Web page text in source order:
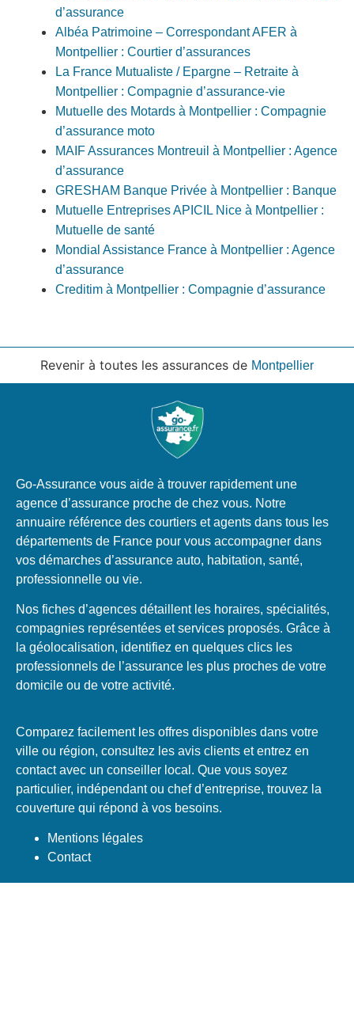
d’assurance
Albéa Patrimoine – Correspondant AFER à
Montpellier : Courtier d’assurances
La France Mutualiste / Epargne – Retraite à
Montpellier : Compagnie d’assurance-vie
Mutuelle des Motards à Montpellier : Compagnie
d’assurance moto
MAIF Assurances Montreuil à Montpellier : Agence
d’assurance
GRESHAM Banque Privée à Montpellier : Banque
Mutuelle Entreprises APICIL Nice à Montpellier :
Mutuelle de santé
Mondial Assistance France à Montpellier : Agence
d’assurance
Creditim à Montpellier : Compagnie d’assurance
Revenir à toutes les assurances de Montpellier
Go-Assurance vous aide à trouver rapidement une
agence d’assurance proche de chez vous. Notre
annuaire référence des courtiers et agents dans tous les
départements de France pour vous accompagner dans
vos démarches d’assurance auto, habitation, santé,
professionnelle ou vie.
Nos fiches d’agences détaillent les horaires, spécialités,
compagnies représentées et services proposés. Grâce à
la géolocalisation, identifiez en quelques clics les
professionnels de l’assurance les plus proches de votre
domicile ou de votre activité.
Comparez facilement les offres disponibles dans votre
ville ou région, consultez les avis clients et entrez en
contact avec un conseiller local. Que vous soyez
particulier, indépendant ou chef d’entreprise, trouvez la
couverture qui répond à vos besoins.
Mentions légales
Contact